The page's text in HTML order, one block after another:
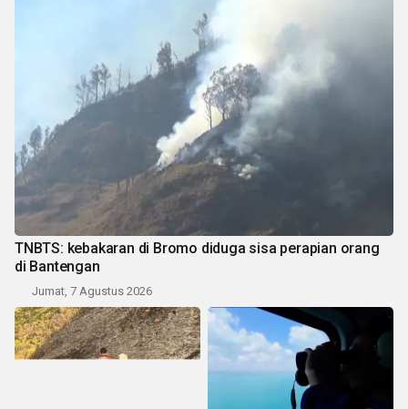
TNBTS: kebakaran di Bromo diduga sisa perapian orang
di Bantengan
Jumat, 7 Agustus 2026